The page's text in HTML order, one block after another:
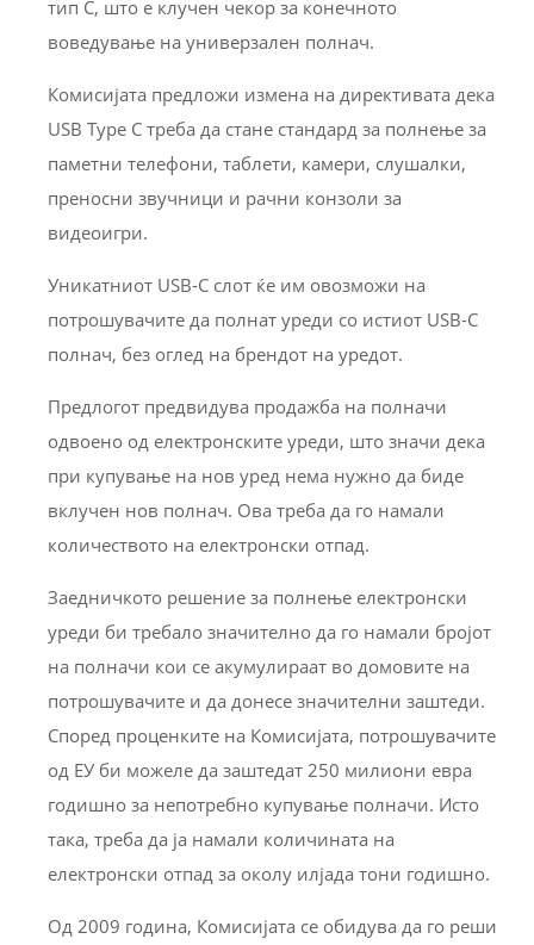
тип C, што е клучен чекор за конечното
воведување на универзален полнач.
Комисијата предложи измена на директивата дека
USB Type C треба да стане стандард за полнење за
паметни телефони, таблети, камери, слушалки,
преносни звучници и рачни конзоли за
видеоигри.
Уникатниот USB-C слот ќе им овозможи на
потрошувачите да полнат уреди со истиот USB-C
полнач, без оглед на брендот на уредот.
Предлогот предвидува продажба на полначи
одвоено од електронските уреди, што значи дека
при купување на нов уред нема нужно да биде
вклучен нов полнач. Ова треба да го намали
количеството на електронски отпад.
Заедничкото решение за полнење електронски
уреди би требало значително да го намали бројот
на полначи кои се акумулираат во домовите на
потрошувачите и да донесе значителни заштеди.
Според проценките на Комисијата, потрошувачите
од ЕУ би можеле да заштедат 250 милиони евра
годишно за непотребно купување полначи. Исто
така, треба да ја намали количината на
електронски отпад за околу илјада тони годишно.
Од 2009 година, Комисијата се обидува да го реши